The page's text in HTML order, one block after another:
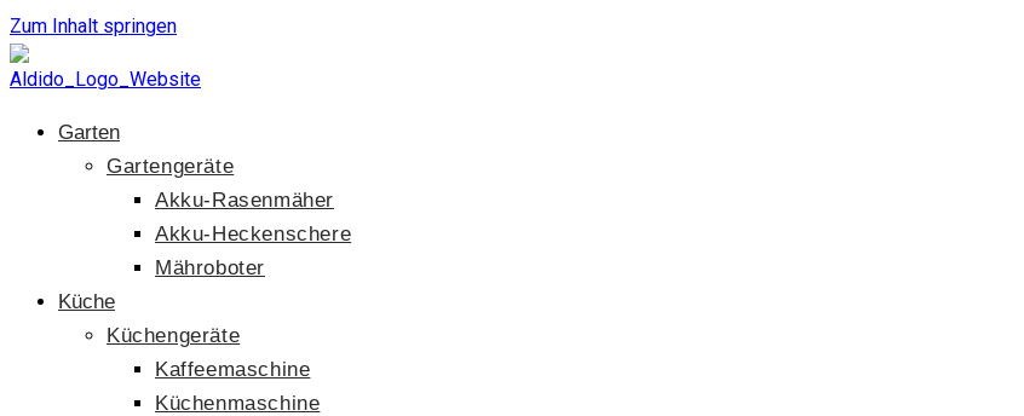
Zum Inhalt springen
Garten
Gartengeräte
Akku-Rasenmäher
Akku-Heckenschere
Mähroboter
Küche
Küchengeräte
Kaffeemaschine
Küchenmaschine